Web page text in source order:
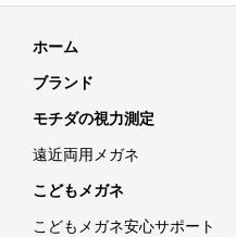
ホーム
ブランド
モチダの視力測定
遠近両用メガネ
こどもメガネ
こどもメガネ安心サポート